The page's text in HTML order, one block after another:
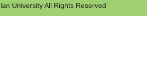
University All Rights Reserved